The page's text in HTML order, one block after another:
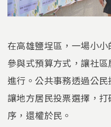
在高雄鹽埕區，一場小
參與式預算方式，讓社
進行。公共事務透過公
讓地方居民投票選擇，
序，還權於民。